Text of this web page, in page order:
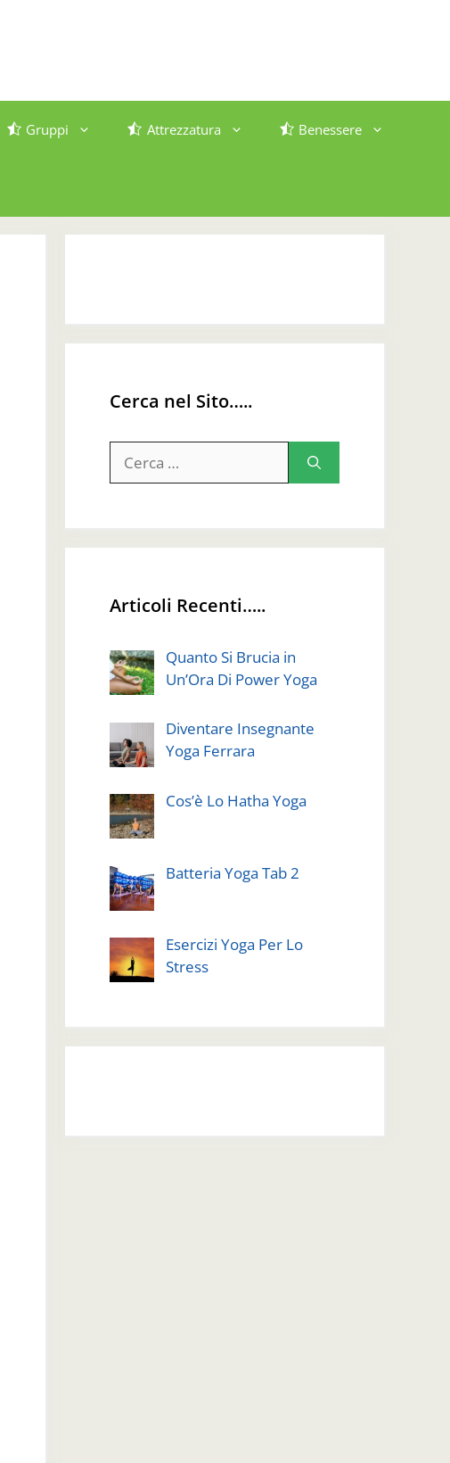
Gruppi Attrezzatura Benessere
Cerca nel Sito…..
per:
Articoli Recenti…..
Quanto Si Brucia in
Un’Ora Di Power Yoga
Diventare Insegnante
Yoga Ferrara
Cos’è Lo Hatha Yoga
Batteria Yoga Tab 2
Esercizi Yoga Per Lo
Stress